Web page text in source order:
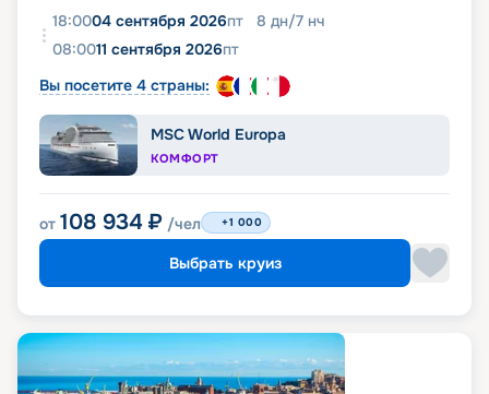
18:0004 сентября 2026пт 8 дн/7 нч
08:0011 сентября 2026пт
Вы посетите 4 страны:
MSC World Europa
КОМФОРТ
от 108 934 ₽ /чел +1 000
Выбрать круиз